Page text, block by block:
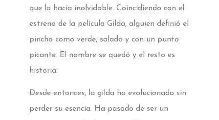
que lo hacía inolvidable. Coincidiendo con el
estreno de la película Gilda, alguien definió el
pincho como verde, salado y con un punto
picante. El nombre se quedó y el resto es
historia.
Desde entonces, la gilda ha evolucionado sin
perder su esencia. Ha pasado de ser un